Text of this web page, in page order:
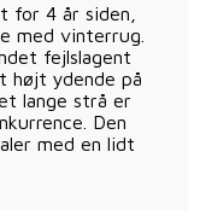
for 4 år siden,
med vinterrug.
fejlslagent
højt ydende på
lange strå er
Den
med en lidt